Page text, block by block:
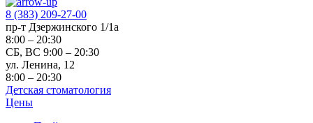
8 (383) 209-27-00
пр-т Дзержинского 1/1а
8:00 – 20:30
СБ, ВС 9:00 – 20:30
ул. Ленина, 12
8:00 – 20:30
Детская стоматология
Цены